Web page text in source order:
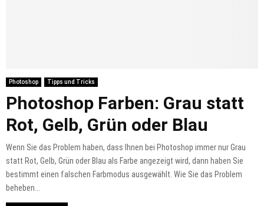
Photoshop Tipps und Tricks
Photoshop Farben: Grau statt
Rot, Gelb, Grün oder Blau
Wenn Sie das Problem haben, dass Ihnen bei Photoshop immer nur Grau
statt Rot, Gelb, Grün oder Blau als Farbe angezeigt wird, dann haben Sie
bestimmt einen falschen Farbmodus ausgewählt. Wie Sie das Problem
beheben...